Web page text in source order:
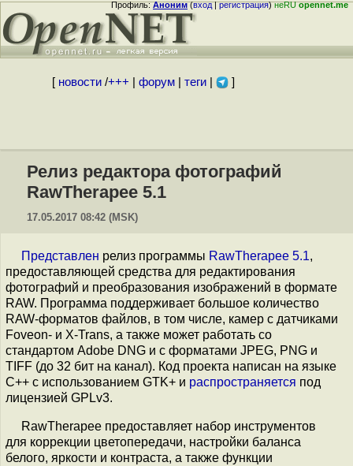
Профиль:Аноним(вход|регистрация)неRUopennet.me
[ новости/+++ форум| теги| ]
Релиз редактора фотографий
RawTherapee 5.1
17.05.2017 08:42 (MSK)
Представлен релиз программы RawTherapee 5.1,
предоставляющей средства для редактирования
фотографий и преобразования изображений в формате
RAW. Программа поддерживает большое количество
RAW-форматов файлов, в том числе, камер с датчиками
Foveon- и X-Trans, а также может работать со
стандартом Adobe DNG и с форматами JPEG, PNG и
TIFF (до 32 бит на канал). Код проекта написан на языке
C++ с использованием GTK+ и распространяется под
лицензией GPLv3.
RawTherapee предоставляет набор инструментов
для коррекции цветопередачи, настройки баланса
белого, яркости и контраста, а также функции